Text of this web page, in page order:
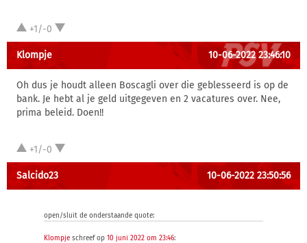
+1/-0
Klompje 10-06-2022 23:46:10
Oh dus je houdt alleen Boscagli over die geblesseerd is op de
bank. Je hebt al je geld uitgegeven en 2 vacatures over. Nee,
prima beleid. Doen!!
+1/-0
Salcido23 10-06-2022 23:50:56
open/sluit de onderstaande quote:
Klompje schreef op 10 juni 2022 om 23:46: